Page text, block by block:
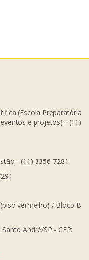
(Escola Preparatória
e projetos) - (11)
- (11) 3356-7281
vermelho) / Bloco B
André/SP - CEP: